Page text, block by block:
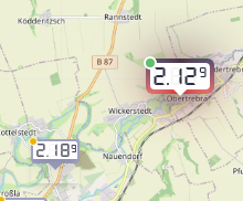
2.129
2.189